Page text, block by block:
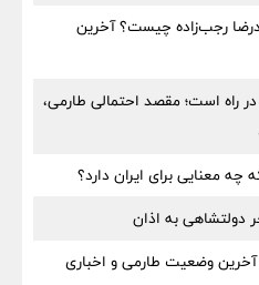
رجب‌زاده چیست؟ آخرین
راه است؛ مقصد احتمالی طارمی،
معنایی برای ایران دارد؟
دولتشاهی به اذان
وضعیت طارمی و اخباری